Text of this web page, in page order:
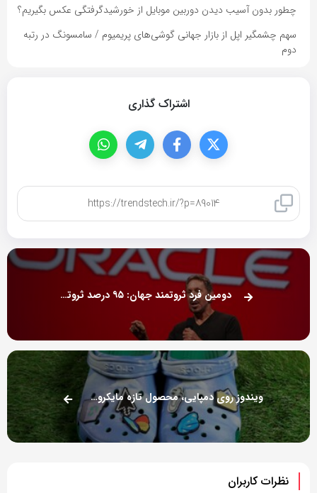
چطور بدون آسیب دیدن دوربین موبایل از خورشیدگرفتگی عکس بگیریم؟
سهم چشمگیر اپل از بازار جهانی گوشی‌های پریمیوم / سامسونگ در رتبه
دوم
اشتراک گذاری
دومین فرد ثروتمند جهان: ۹۵ درصد ثروتم را می‌بخشم
ویندوز روی دمپایی، محصول تازه مایکروسافت / عکس
نظرات کاربران